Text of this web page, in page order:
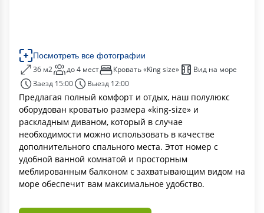
Посмотреть все фотографии
36 м2 до 4 мест Кровать «King size»
Вид на море
Заезд 15:00
Выезд 12:00
Предлагая полный комфорт и отдых, наш полулюкс
оборудован кроватью размера «king-size» и
раскладным диваном, который в случае
необходимости можно использовать в качестве
дополнительного спального места. Этот номер с
удобной ванной комнатой и просторным
меблированным балконом с захватывающим видом на
море обеспечит вам максимальное удобство.